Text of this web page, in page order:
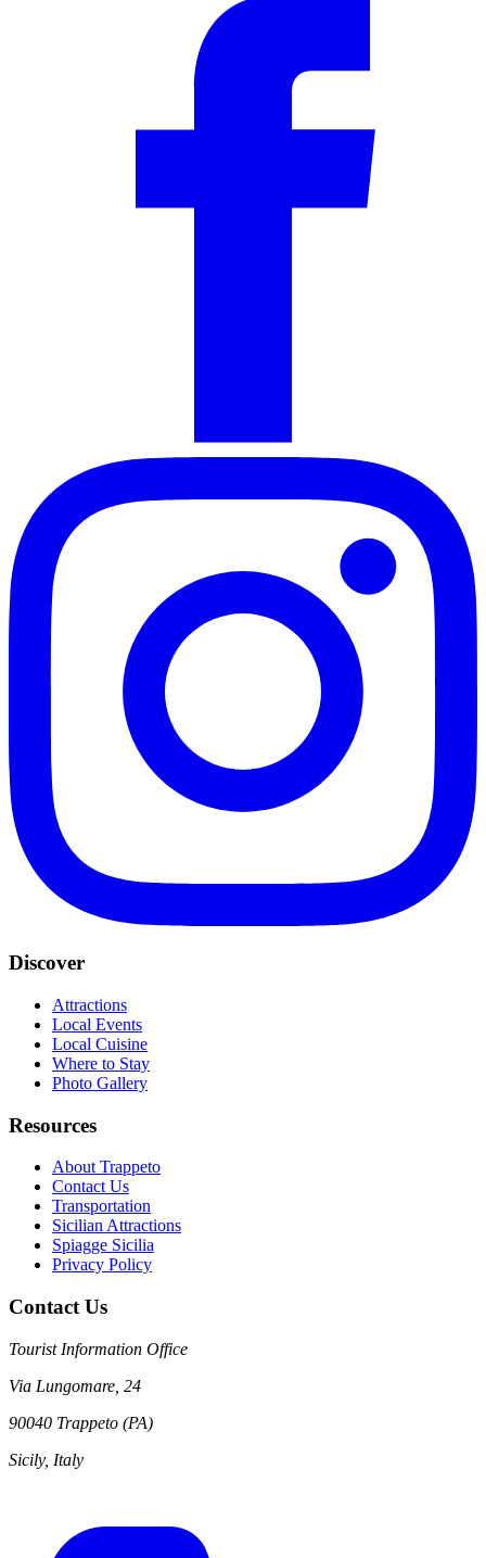
Discover
Attractions
Local Events
Local Cuisine
Where to Stay
Photo Gallery
Resources
About Trappeto
Contact Us
Transportation
Sicilian Attractions
Spiagge Sicilia
Privacy Policy
Contact Us
Tourist Information Office
Via Lungomare, 24
90040 Trappeto (PA)
Sicily, Italy